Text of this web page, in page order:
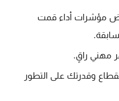
مؤشرات أداء قمت
مهني راقٍ.
وقدرتك على التطور